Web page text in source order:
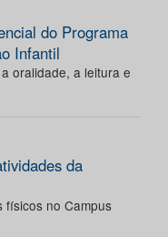
do Programa
Infantil
oralidade, a leitura e
da
físicos no Campus